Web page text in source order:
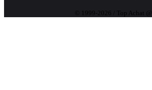
© 1999-2026 / Top Achat @